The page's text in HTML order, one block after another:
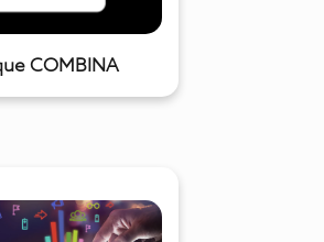
COMBINA